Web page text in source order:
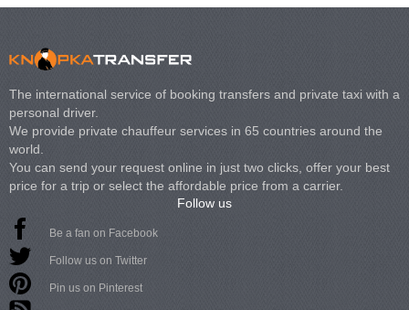
The international service of booking transfers and private taxi with a
personal driver.
We provide private chauffeur services in 65 countries around the
world.
You can send your request online in just two clicks, offer your best
price for a trip or select the affordable price from a carrier.
Follow us
Be a fan on Facebook
Follow us on Twitter
Pin us on Pinterest